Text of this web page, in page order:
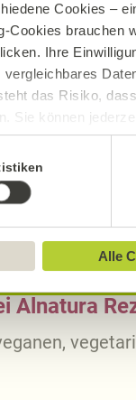
Cookies –
Cookies brauchen
Ihre
das Risiko,
Sie können
Alle
4,30g
13,46
2,98g
7,50g
Alnatura